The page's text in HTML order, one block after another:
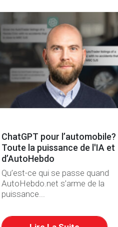
ChatGPT pour l’automobile?
Toute la puissance de l'IA et
d’AutoHebdo
Qu’est-ce qui se passe quand
AutoHebdo.net s’arme de la
puissance...